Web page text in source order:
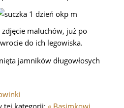
zdjęcie maluchów, już po
do ich legowiska.
tej kategorii: « Basimkowi